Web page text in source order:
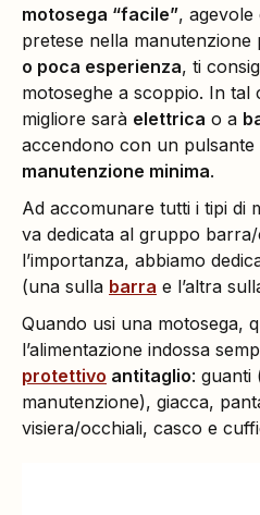
motosega “facile”, agevole
pretese nella manutenzione
o poca esperienza, ti
motoseghe a scoppio. In tal
migliore sarà elettrica o a
accendono con un
manutenzione minima.
Ad accomunare tutti i tipi di
va dedicata al gruppo
l’importanza, abbiamo
(una sulla barra e l’altra
Quando usi una motosega,
l’alimentazione indossa
protettivo antitaglio: guanti
manutenzione), giacca,
visiera/occhiali, casco e